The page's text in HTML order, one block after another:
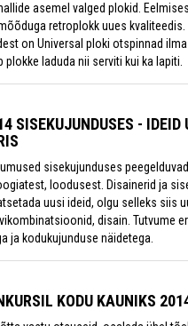
asemel valged plokid.
retroplokk uues
on Universal ploki otspinnad
plokke laduda nii serviti kui ka lapiti.
SISEKUJUNDUSES - IDEID
sisekujunduses
loodusest. Disainerid ja
uusi ideid, olgu selleks siis
disain. Tutvume
ja kodukujunduse näidetega.
KODU KAUNIKS